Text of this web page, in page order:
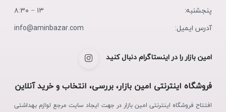
پنجشنبه:
۱۳ − ۸:۳۰
آدرس ایمیل:
info@aminbazar.com
امین بازار را در اینستاگرام دنبال کنید
فروشگاه اینترنتی امین بازار، بررسی، انتخاب و خرید آنلاین
افتتاح فروشگاه اینترنتی امین بازار در جهت ایجاد سایت مرجع لوازم بهداشتی